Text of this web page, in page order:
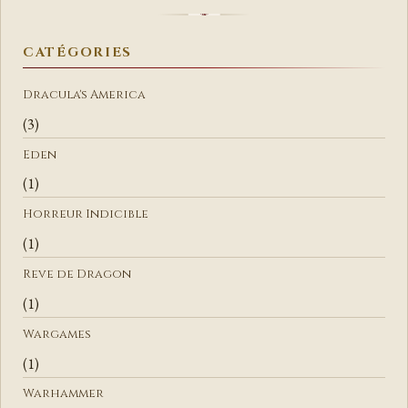
E
R
C
H
E
R
CATÉGORIES
Dracula's America
(3)
Eden
(1)
Horreur Indicible
(1)
Reve de Dragon
(1)
Wargames
(1)
Warhammer